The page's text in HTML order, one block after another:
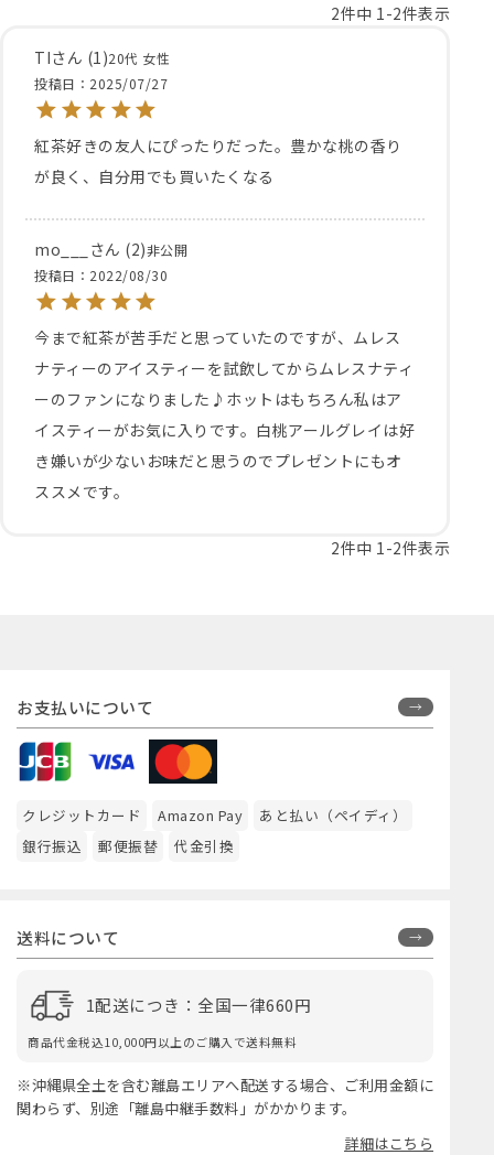
2件中 1 -2件表示
TI
1 20代 女性
投稿日
2025/07/27
紅茶好きの友人にぴったりだった。豊かな桃の香り
が良く、自分用でも買いたくなる
mo___ 2 非公開
投稿日
2022/08/30
今まで紅茶が苦手だと思っていたのですが、ムレス
ナティーのアイスティーを試飲してからムレスナティ
ーのファンになりました♪ホットはもちろん私はア
イスティーがお気に入りです。白桃アールグレイは好
き嫌いが少ないお味だと思うのでプレゼントにもオ
ススメです。
2件中 1 -2件表示
お支払いについて
クレジットカード Amazon Pay
あと払い（ペイディ）
銀行振込
郵便振替 代金引換
送料について
1配送につき：全国一律660円
商品代金税込10,000円以上のご購入で送料無料
※沖縄県全土を含む離島エリアへ配送する場合、ご利用金額に
関わらず、別途「離島中継手数料」がかかります。
詳細はこちら